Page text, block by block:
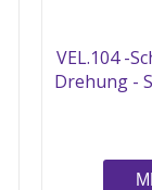
VEL.104 -
Drehung -